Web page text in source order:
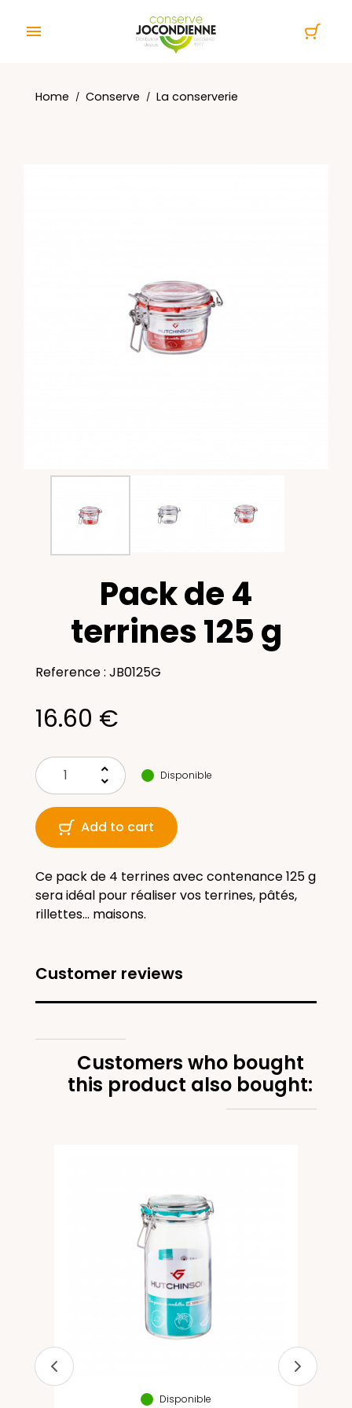

Home Conserve La conserverie
Pack de 4
terrines 125 g
Reference : JB0125G
16.60 €
keyboard_arrow_up
keyboard_arrow_down
Disponible
Add to cart
Ce pack de 4 terrines avec contenance 125 g
sera idéal pour réaliser vos terrines, pâtés,
rillettes... maisons.
Customer reviews
Customers who bought
this product also bought:
Disponible